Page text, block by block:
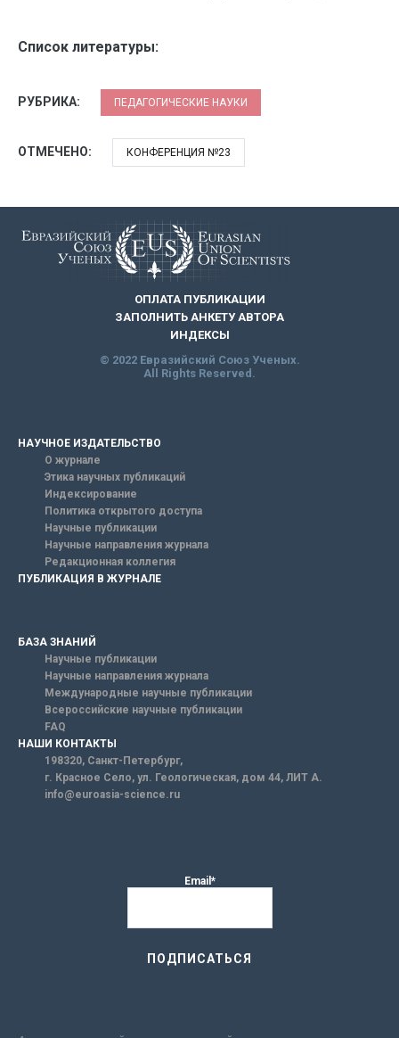
Список литературы:
РУБРИКА: ПЕДАГОГИЧЕСКИЕ НАУКИ
ОТМЕЧЕНО: КОНФЕРЕНЦИЯ №23
ОПЛАТА ПУБЛИКАЦИИ
ЗАПОЛНИТЬ АНКЕТУ АВТОРА
ИНДЕКСЫ
© 2022 Евразийский Союз Ученых.
All Rights Reserved.
НАУЧНОЕ ИЗДАТЕЛЬСТВО
О журнале
Этика научных публикаций
Индексирование
Политика открытого доступа
Научные публикации
Научные направления журнала
Редакционная коллегия
ПУБЛИКАЦИЯ В ЖУРНАЛЕ
БАЗА ЗНАНИЙ
Научные публикации
Научные направления журнала
Международные научные публикации
Всероссийские научные публикации
FAQ
НАШИ КОНТАКТЫ
198320, Санкт-Петербург,
г. Красное Село, ул. Геологическая, дом 44, ЛИТ А.
info@euroasia-science.ru
Email*